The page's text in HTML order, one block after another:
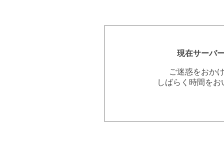
現在サーバ
ご迷惑をおか
しばらく時間を